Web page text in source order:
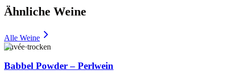
Ähnliche Weine
Alle Weine
Cuvée·trocken
Babbel Powder – Perlwein